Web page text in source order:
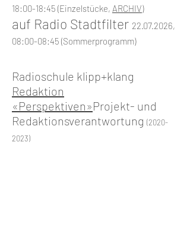
18:00-18:45 (Einzelstücke, ARCHIV)
auf Radio Stadtfilter 22.07.2026,
08:00-08:45 (Sommerprogramm)
Radioschule klipp+klang
Redaktion
«Perspektiven»Projekt- und
Redaktionsverantwortung (2020-
2023)